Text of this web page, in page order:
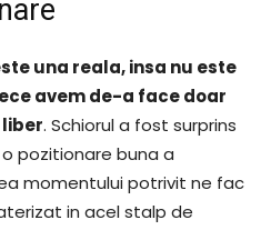
una reala, insa nu este
avem de-a face doar
liber. Schiorul a fost surprins
pozitionare buna a
momentului potrivit ne fac
in acel stalp de